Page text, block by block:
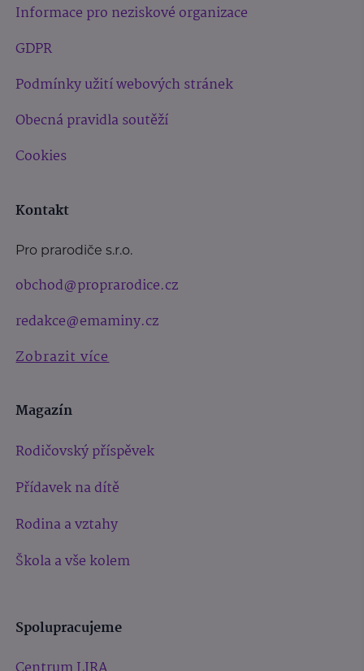
Informace pro neziskové organizace
GDPR
Podmínky užití webových stránek
Obecná pravidla soutěží
Cookies
Kontakt
Pro prarodiče s.r.o.
obchod@proprarodice.cz
redakce@emaminy.cz
Zobrazit více
Magazín
Rodičovský příspěvek
Přídavek na dítě
Rodina a vztahy
Škola a vše kolem
Spolupracujeme